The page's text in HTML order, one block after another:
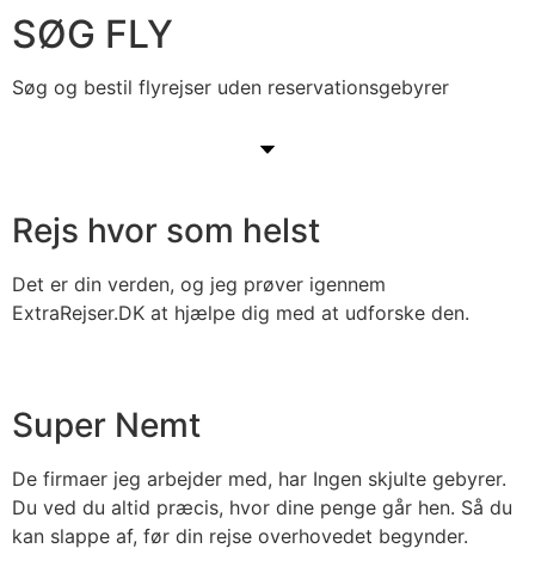
SØG FLY
Søg og bestil flyrejser uden reservationsgebyrer
Rejs hvor som helst
Det er din verden, og jeg prøver igennem
ExtraRejser.DK at hjælpe dig med at udforske den.
Super Nemt
De firmaer jeg arbejder med, har Ingen skjulte gebyrer.
Du ved du altid præcis, hvor dine penge går hen. Så du
kan slappe af, før din rejse overhovedet begynder.